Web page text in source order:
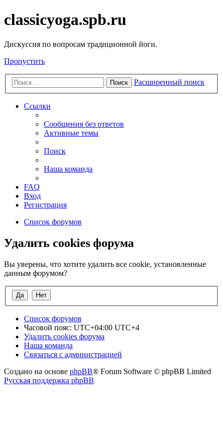
classicyoga.spb.ru
Дискуссия по вопросам традиционной йоги.
Пропустить
Поиск Расширенный поиск
Ссылки
Сообщения без ответов
Активные темы
Поиск
Наша команда
FAQ
Вход
Регистрация
Список форумов
Удалить cookies форума
Вы уверены, что хотите удалить все cookie, установленные
данным форумом?
Список форумов
Часовой пояс: UTC+04:00 UTC+4
Удалить cookies форума
Наша команда
Связаться с администрацией
Создано на основе phpBB® Forum Software © phpBB Limited
Русская поддержка phpBB